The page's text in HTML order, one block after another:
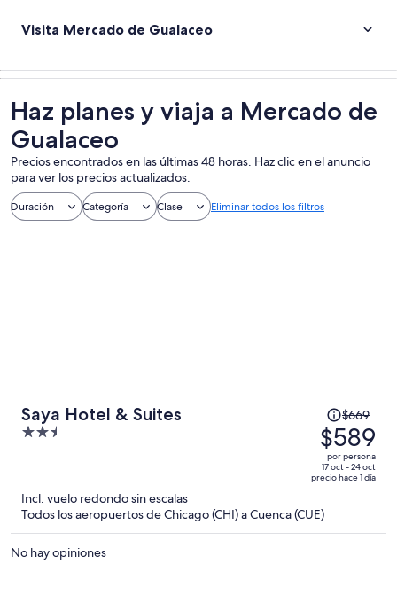
Visita Mercado de Gualaceo
Haz planes y viaja a Mercado de
Gualaceo
Precios encontrados en las últimas 48 horas. Haz clic en el anuncio
para ver los precios actualizados.
Duración Categoría Clase Eliminar todos los filtros
Saya Hotel & Suites
2.5
El
precio
era
de
$669
y
ahora
$669
$589
por persona
17 oct - 24 oct
precio hace 1 día
Incl. vuelo redondo sin escalas
Todos los aeropuertos de Chicago (CHI) a Cuenca (CUE)
No hay opiniones